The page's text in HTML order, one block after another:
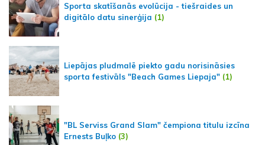
Sporta skatīšanās evolūcija - tiešraides un
digitālo datu sinerģija (1)
Liepājas pludmalē piekto gadu norisināsies
sporta festivāls "Beach Games Liepaja" (1)
"BL Serviss Grand Slam" čempiona titulu izcīna
Ernests Buļko (3)